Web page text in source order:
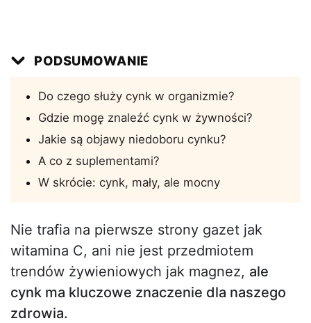
PODSUMOWANIE
Do czego służy cynk w organizmie?
Gdzie mogę znaleźć cynk w żywności?
Jakie są objawy niedoboru cynku?
A co z suplementami?
W skrócie: cynk, mały, ale mocny
Nie trafia na pierwsze strony gazet jak
witamina C, ani nie jest przedmiotem
trendów żywieniowych jak magnez, ale
cynk ma kluczowe znaczenie dla naszego
zdrowia.